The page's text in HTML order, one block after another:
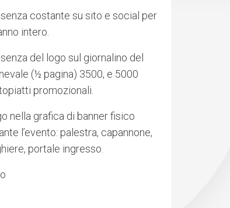
costante su sito e social per
intero.
del logo sul giornalino del
(½ pagina) 3500, e 5000
promozionali.
nella grafica di banner fisico
l’evento: palestra, capannone,
portale ingresso.